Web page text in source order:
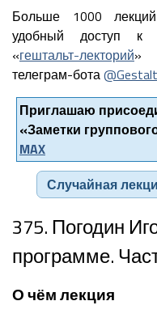
Больше 1000
удобный доступ к
«гештальт-лекторий»
телеграм-бота
Приглашаю
«Заметки
MAX
Случайная
375. Погодин
программе.
О чём лекция